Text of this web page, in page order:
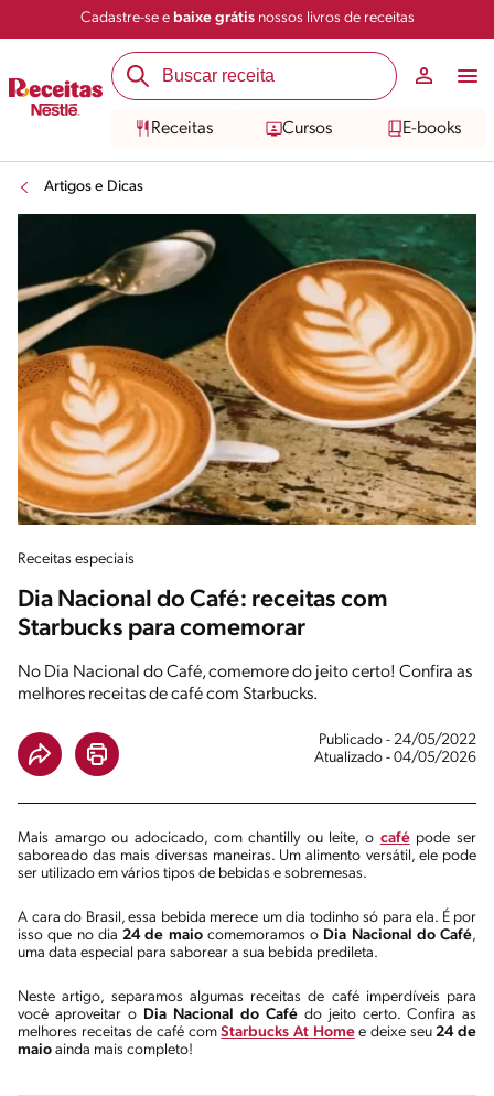
Cadastre-se e baixe grátisnossos livros de receitas
Receitas Cursos E-books
Artigos e Dicas
Receitas especiais
Dia Nacional do Café: receitas com
Starbucks para comemorar
No Dia Nacional do Café, comemore do jeito certo! Confira as
melhores receitas de café com Starbucks.
Publicado - 24/05/2022
Atualizado - 04/05/2026
Mais amargo ou adocicado, com chantilly ou leite, o cafépode ser
saboreado das mais diversas maneiras. Um alimento versátil, ele pode
ser utilizado em vários tipos de bebidas e sobremesas.
A cara do Brasil, essa bebida merece um dia todinho só para ela. É por
isso que no dia 24 de maio comemoramos o Dia Nacional do Café,
uma data especial para saborear a sua bebida predileta.
Neste artigo, separamos algumas receitas de café imperdíveis para
você aproveitar o Dia Nacional do Café do jeito certo. Confira as
melhores receitas de café comStarbucks At Homee deixe seu 24 de
maio ainda mais completo!